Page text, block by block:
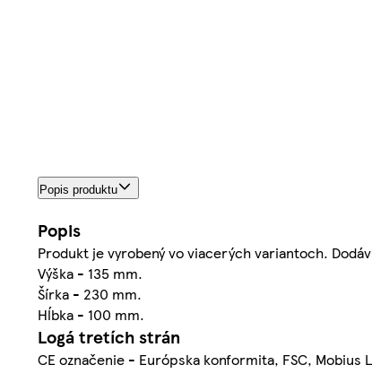
Popis produktu
Popis
Produkt je vyrobený vo viacerých variantoch.
Výška - 135 mm.
Šírka - 230 mm.
Hĺbka - 100 mm.
Logá tretích strán
CE označenie - Európska konformita, FSC, Mobius